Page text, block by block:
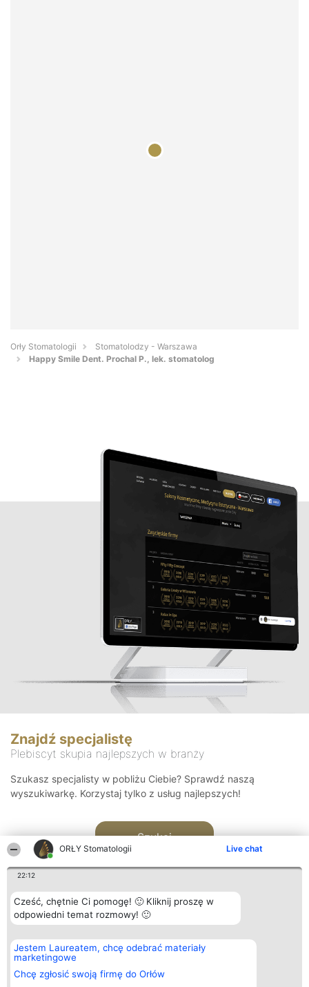
ORŁY Stomatologii Live chat
22:12
Cześć, chętnie Ci pomogę! 🙂 Kliknij proszę w
odpowiedni temat rozmowy! 🙂
Jestem Laureatem, chcę odebrać materiały
marketingowe
Chcę zgłosić swoją firmę do Orłów
Orły Stomatologii
Stomatolodzy - Warszawa
Happy Smile Dent. Prochal P., lek. stomatolog
Znajdź specjalistę
Plebiscyt skupia najlepszych w branży
Szukasz specjalisty w pobliżu Ciebie? Sprawdź naszą
wyszukiwarkę. Korzystaj tylko z usług najlepszych!
Szukaj
Organizator plebiscytu
Bright Side Solutions sp. z o.
o. sp. k.
ul. Ruska 22
Wrocław 50-079
Plebiscyt
Laureaci
wszystkich
Laureatów
Kontakt
Kontakt